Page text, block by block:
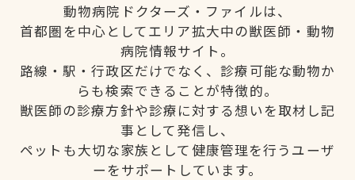
動物病院ドクターズ・ファイルは、
首都圏を中心としてエリア拡大中の獣医師・動物
病院情報サイト。
路線・駅・行政区だけでなく、診療可能な動物か
らも検索できることが特徴的。
獣医師の診療方針や診療に対する想いを取材し記
事として発信し、
ペットも大切な家族として健康管理を行うユーザ
ーをサポートしています。